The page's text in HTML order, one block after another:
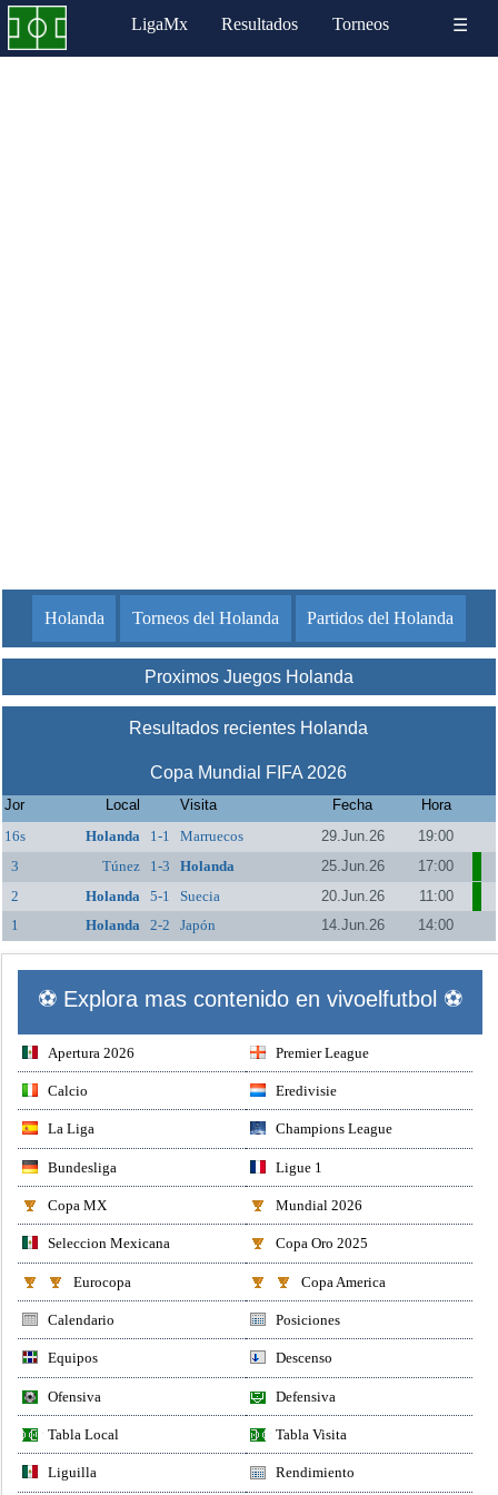
LigaMx Resultados Torneos ☰
Holanda Torneos del Holanda Partidos del Holanda
Proximos Juegos Holanda
Resultados recientes Holanda
Copa Mundial FIFA 2026
Jor Local Visita Fecha
Hora
16s
Holanda 1-1 Marruecos 29.Jun.26
19:00
3
Túnez 1-3 Holanda 25.Jun.26
17:00
2
Holanda 5-1 Suecia 20.Jun.26
11:00
1
Holanda 2-2 Japón 14.Jun.26 14:00
⚽ Explora mas contenido en vivoelfutbol ⚽
Apertura 2026 Premier League
Calcio Eredivisie
La Liga Champions League
Bundesliga Ligue 1
Copa MX Mundial 2026
Seleccion Mexicana Copa Oro 2025
Eurocopa Copa America
Calendario Posiciones
Equipos Descenso
Ofensiva Defensiva
Tabla Local Tabla Visita
Liguilla Rendimiento